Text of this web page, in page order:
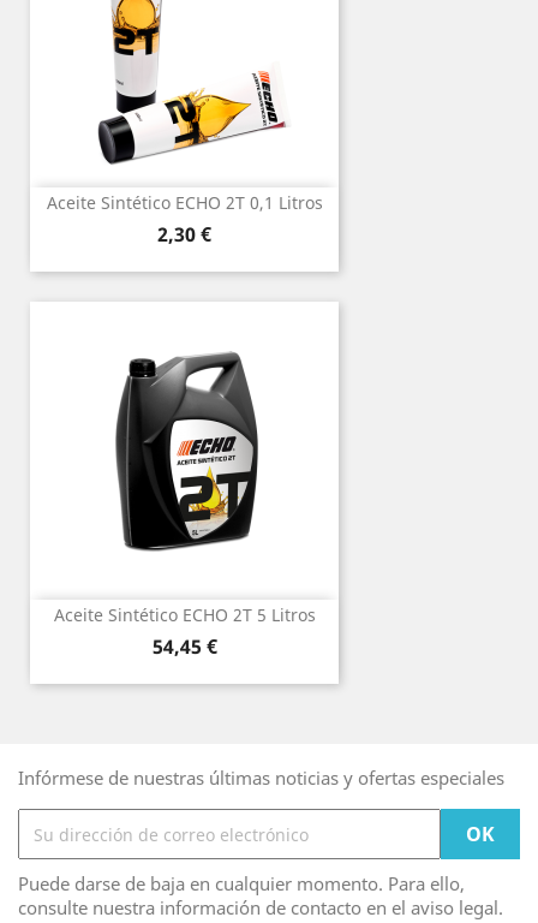
Aceite Sintético ECHO 2T 0,1 Litros
Precio
2,30 €
Aceite Sintético ECHO 2T 5 Litros
Precio
54,45 €
Infórmese de nuestras últimas noticias y ofertas especiales
Puede darse de baja en cualquier momento. Para ello,
consulte nuestra información de contacto en el aviso legal.